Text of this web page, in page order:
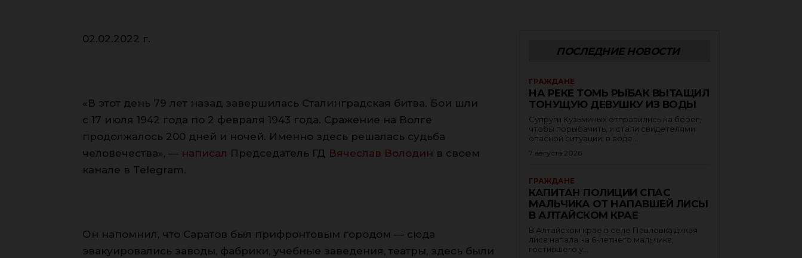
02.02.2022 г.
«В этот день 79 лет назад завершилась Сталинградская битва. Бои шли
с 17 июля 1942 года по 2 февраля 1943 года. Сражение на Волге
продолжалось 200 дней и ночей. Именно здесь решалась судьба
человечества», — написал Председатель ГД Вячеслав Володин в своем
канале в Telegram.
Он напомнил, что Саратов был прифронтовым городом — сюда
эвакуировались заводы, фабрики, учебные заведения, театры, здесь были
ПОСЛЕДНИЕ НОВОСТИ
ГРАЖДАНЕ
НА РЕКЕ ТОМЬ РЫБАК ВЫТАЩИЛ
ТОНУЩУЮ ДЕВУШКУ ИЗ ВОДЫ
Супруги Кузьминых отправились на берег,
чтобы порыбачить, и стали свидетелями
опасной ситуации: в воде...
7 августа 2026
ГРАЖДАНЕ
КАПИТАН ПОЛИЦИИ СПАС
МАЛЬЧИКА ОТ НАПАВШЕЙ ЛИСЫ
В АЛТАЙСКОМ КРАЕ
В Алтайском крае в селе Павловка дикая
лиса напала на 6‑летнего мальчика,
гостившего у...